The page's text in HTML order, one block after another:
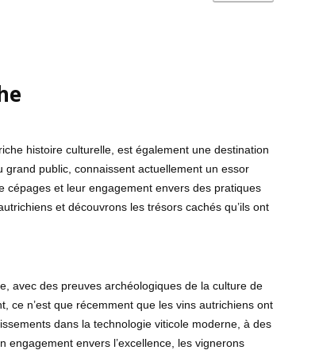
histoire culturelle, est également une destination
public, connaissent actuellement un essor
cépages et leur engagement envers des pratiques
et découvrons les trésors cachés qu’ils ont
avec des preuves archéologiques de la culture de
ce n’est que récemment que les vins autrichiens ont
dans la technologie viticole moderne, à des
engagement envers l’excellence, les vignerons